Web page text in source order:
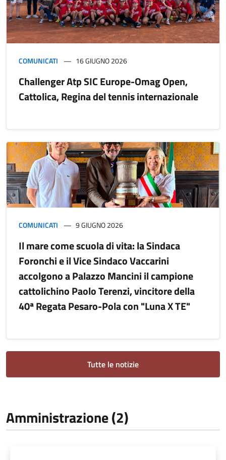
COMUNICATI 16 GIUGNO 2026
Challenger Atp SIC Europe-Omag Open,
Cattolica, Regina del tennis internazionale
COMUNICATI 9 GIUGNO 2026
Il mare come scuola di vita: la Sindaca
Foronchi e il Vice Sindaco Vaccarini
accolgono a Palazzo Mancini il campione
cattolichino Paolo Terenzi, vincitore della
40ª Regata Pesaro-Pola con "Luna X TE"
Tutte le notizie
Amministrazione (2)